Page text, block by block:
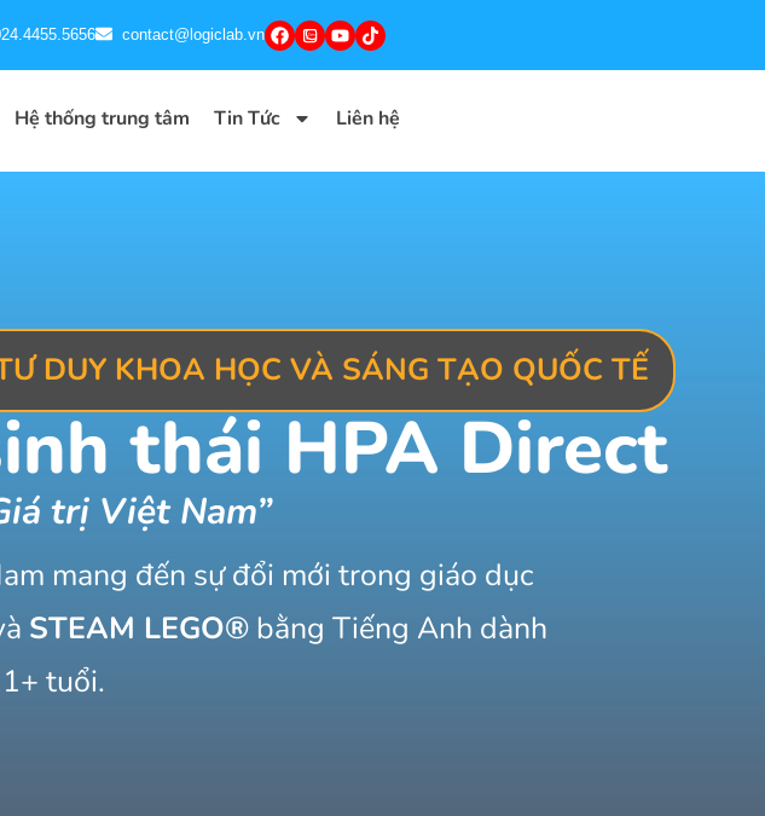
contact@logiclab.vn
Hệ thống trung tâm Tin Tức Liên hệ
DUY KHOA HỌC VÀ SÁNG TẠO QUỐC TẾ
thái HPA Direct
trị Việt Nam”
mang đến sự đổi mới trong giáo dục
STEAM LEGO® bằng Tiếng Anh dành
tuổi.